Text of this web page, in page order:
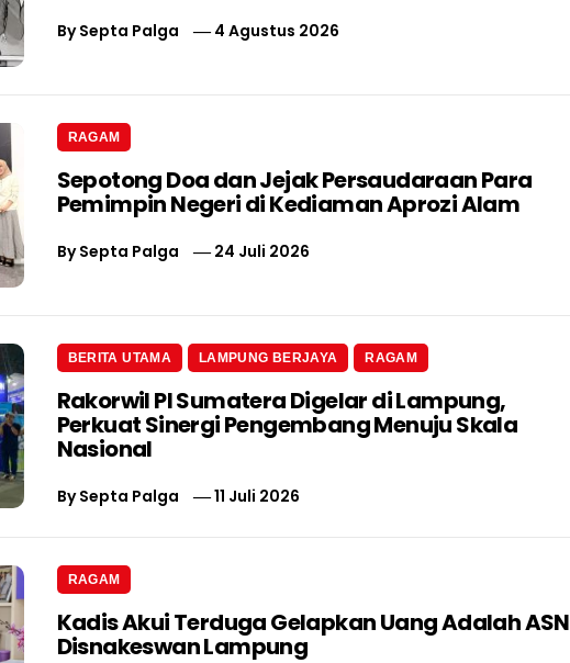
BySepta Palga 4 Agustus 2026
RAGAM
Sepotong Doa dan Jejak Persaudaraan Para
Pemimpin Negeri di Kediaman Aprozi Alam
BySepta Palga 24 Juli 2026
BERITA UTAMA LAMPUNG BERJAYA RAGAM
Rakorwil PI Sumatera Digelar di Lampung,
Perkuat Sinergi Pengembang Menuju Skala
Nasional
BySepta Palga 11 Juli 2026
RAGAM
Kadis Akui Terduga Gelapkan Uang Adalah ASN
Disnakeswan Lampung